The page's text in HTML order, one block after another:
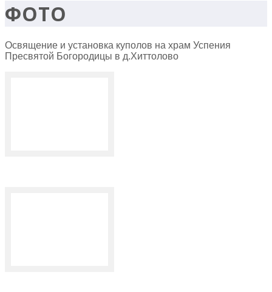
ФОТО
Освящение и установка куполов на храм Успения
Пресвятой Богородицы в д.Хиттолово